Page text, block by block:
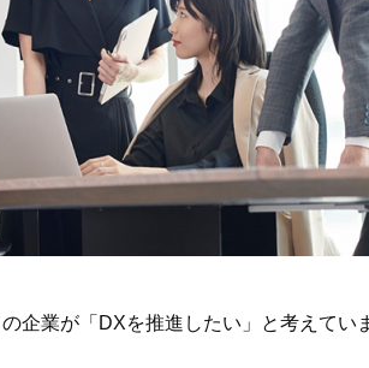
企業が「DXを推進したい」と考えてい